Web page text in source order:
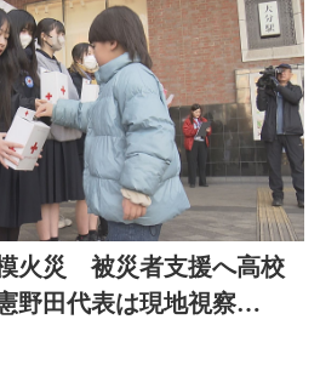
火災 被災者支援へ高校
田代表は現地視察
分